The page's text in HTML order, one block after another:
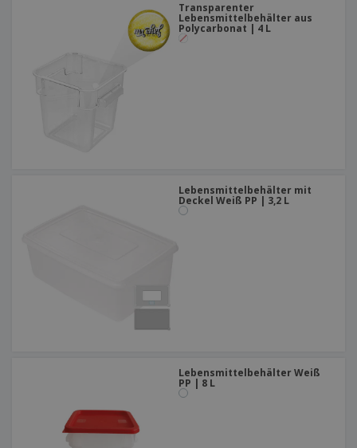
Transparenter
Lebensmittelbehälter aus
Polycarbonat | 4 L
Lebensmittelbehälter mit
Deckel Weiß PP | 3,2 L
Lebensmittelbehälter Weiß
PP | 8 L